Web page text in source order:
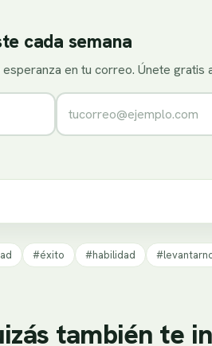
cada semana
en tu correo. Únete gratis
Correo electrónico
#éxito #habilidad
también te